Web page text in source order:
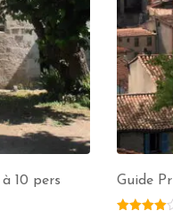
10 pers
Guide